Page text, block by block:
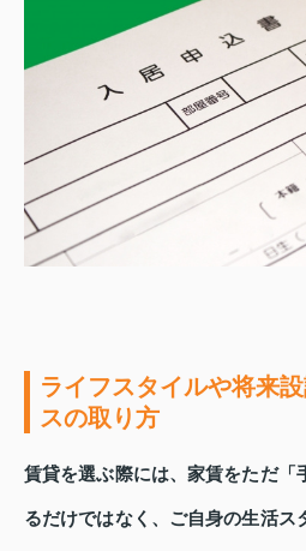
ライフスタイルや将来
スの取り方
賃貸を選ぶ際には、家賃をただ「
るだけではなく、ご自身の生活ス